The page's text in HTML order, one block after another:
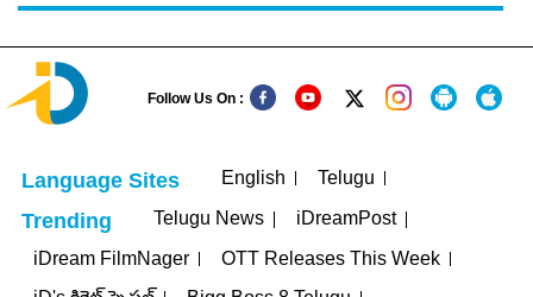
Follow Us On :
Language Sites English Telugu
Trending Telugu News
iDreamPost
iDream FilmNager
OTT Releases This Week